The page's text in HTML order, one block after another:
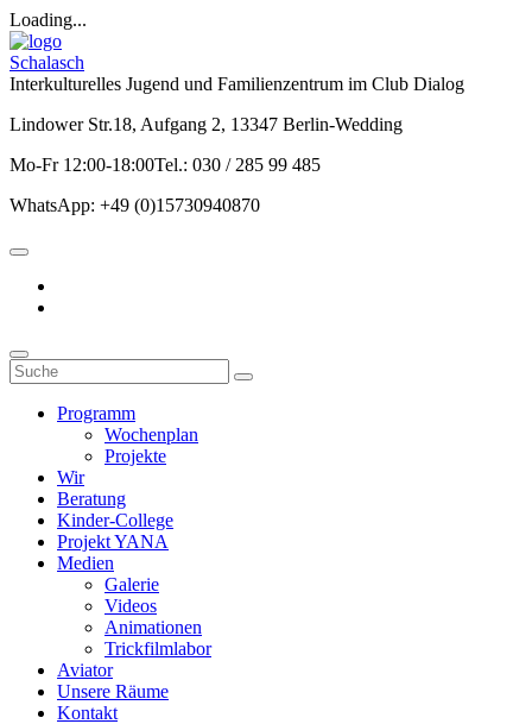
Loading...
Schalasch
Interkulturelles Jugend und Familienzentrum im Club Dialog
Lindower Str.18, Aufgang 2, 13347 Berlin-Wedding
Mo-Fr 12:00-18:00Tel.: 030 / 285 99 485
WhatsApp: +49 (0)15730940870
Programm
Wochenplan
Projekte
Wir
Beratung
Kinder-College
Projekt YANA
Medien
Galerie
Videos
Animationen
Trickfilmlabor
Aviator
Unsere Räume
Kontakt